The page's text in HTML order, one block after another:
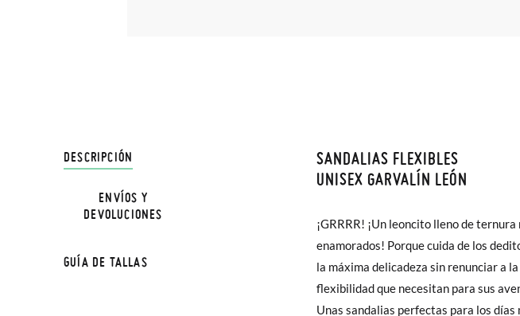
DESCRIPCIÓN
SANDALIAS FLEXIBLES
UNISEX GARVALÍN LEÓN
¡GRRRR! ¡Un leoncito lleno de
enamorados! Porque cuida de los
la máxima delicadeza sin renunciar a
flexibilidad que necesitan para sus
Unas sandalias perfectas para los días
acolchada y el forro interior de textil
garantizan frescura y comodidad.
la zona del tendón de Aquiles cuenta con
y su cierre de tira adherente permite un
para cada peque. ¿Qué más podemos
ENVÍOS Y
DEVOLUCIONES
En Pisamonas todos los Envíos son
hasta en 60 días. ¡Te acercamos
Además del envío estándar gratuito
poco más (3,95€) elegir Envío Urgente
En Baleares el tiempo de envío es de 3-
Sólo en Pisamonas envíos y cambios
GUÍA DE TALLAS